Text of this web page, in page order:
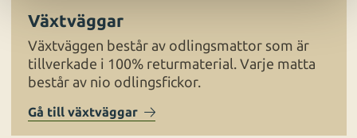
Växtväggar
Växtväggen består av odlingsmattor som är
tillverkade i 100% returmaterial. Varje matta
består av nio odlingsfickor.
Gå till växtväggar